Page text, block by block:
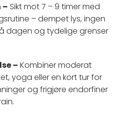
– Sikt mot 7 – 9 timer med
– dempet lys, ingen
dagen og tydelige grenser
– Kombiner moderat
yoga eller en kort tur for
og frigjøre endorfiner